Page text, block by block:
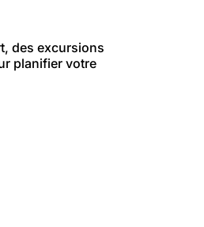
des excursions
planifier votre